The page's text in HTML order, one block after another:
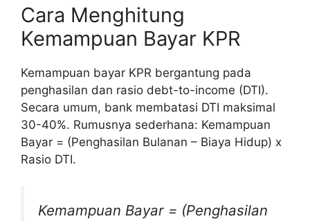
Cara Menghitung
Kemampuan Bayar KPR
Kemampuan bayar KPR bergantung pada
penghasilan dan rasio debt-to-income (DTI).
Secara umum, bank membatasi DTI maksimal
30-40%. Rumusnya sederhana: Kemampuan
Bayar = (Penghasilan Bulanan – Biaya Hidup) x
Rasio DTI.
Kemampuan Bayar = (Penghasilan